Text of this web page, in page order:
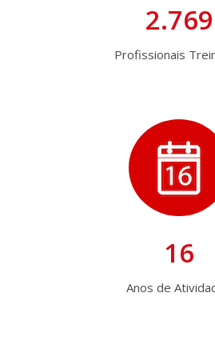
2.769
Profissionais
16
Anos de